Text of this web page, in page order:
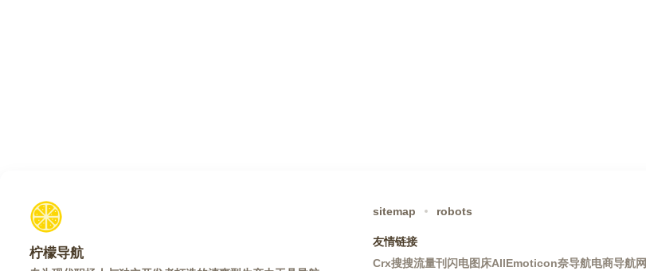
柠檬导航
sitemap robots
友情链接
Crx搜搜流量刊 闪电图床AllEmoticon奈导航电商导航网